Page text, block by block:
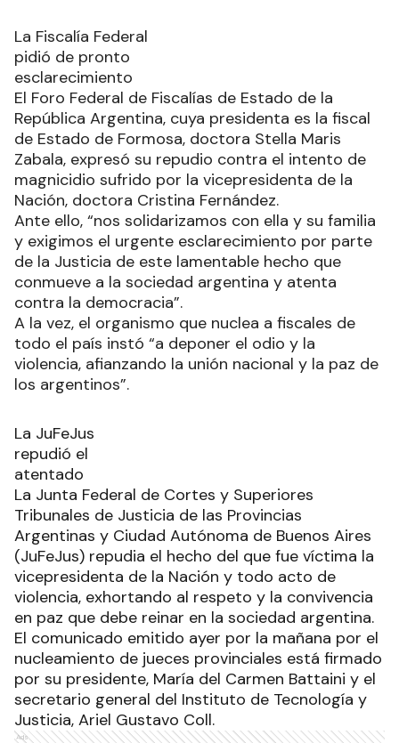
La Fiscalía Federal
pidió de pronto
esclarecimiento
El Foro Federal de Fiscalías de Estado de la
República Argentina, cuya presidenta es la fiscal
de Estado de Formosa, doctora Stella Maris
Zabala, expresó su repudio contra el intento de
magnicidio sufrido por la vicepresidenta de la
Nación, doctora Cristina Fernández.
Ante ello, “nos solidarizamos con ella y su familia
y exigimos el urgente esclarecimiento por parte
de la Justicia de este lamentable hecho que
conmueve a la sociedad argentina y atenta
contra la democracia”.
A la vez, el organismo que nuclea a fiscales de
todo el país instó “a deponer el odio y la
violencia, afianzando la unión nacional y la paz de
los argentinos”.
La JuFeJus
repudió el
atentado
La Junta Federal de Cortes y Superiores
Tribunales de Justicia de las Provincias
Argentinas y Ciudad Autónoma de Buenos Aires
(JuFeJus) repudia el hecho del que fue víctima la
vicepresidenta de la Nación y todo acto de
violencia, exhortando al respeto y la convivencia
en paz que debe reinar en la sociedad argentina.
El comunicado emitido ayer por la mañana por el
nucleamiento de jueces provinciales está firmado
por su presidente, María del Carmen Battaini y el
secretario general del Instituto de Tecnología y
Justicia, Ariel Gustavo Coll.
Ads